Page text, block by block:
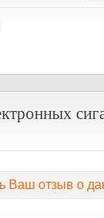
Ваш отзыв о